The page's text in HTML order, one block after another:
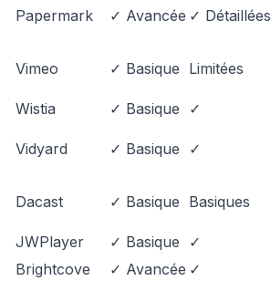
Papermark ✓ Avancée ✓ Détaillées
Vimeo ✓ Basique Limitées
Wistia ✓ Basique ✓
Vidyard ✓ Basique ✓
Dacast ✓ Basique Basiques
JWPlayer ✓ Basique ✓
Brightcove
✓ Avancée ✓